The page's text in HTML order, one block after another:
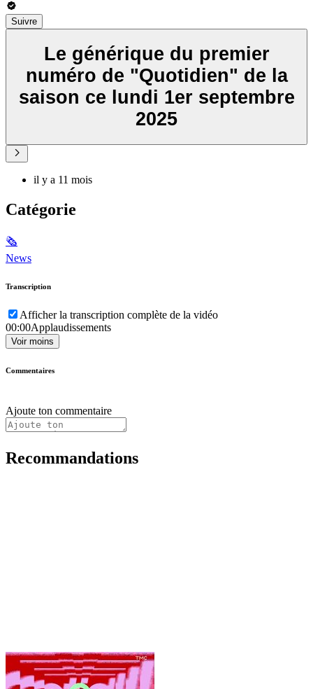
Suivre
Le générique du premier
numéro de "Quotidien" de la
saison ce lundi 1er septembre
2025
il y a 11 mois
Catégorie
🗞
News
Transcription
Afficher la transcription complète de la vidéo
00:00Applaudissements
Voir moins
Commentaires
Ajoute ton commentaire
Recommandations